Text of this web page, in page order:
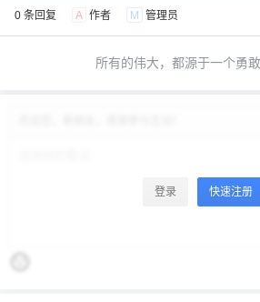
0 条回复 A 作者 M 管理员
所有的伟大，都源于一个勇敢
登录 快速注册